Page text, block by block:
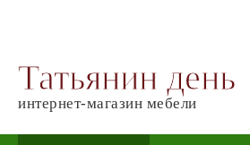
Татьянин день
интернет-магазин мебели